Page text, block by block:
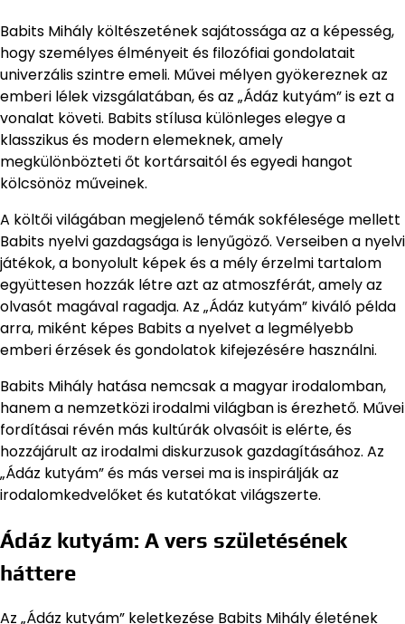
Babits Mihály költészetének sajátossága az a képesség,
hogy személyes élményeit és filozófiai gondolatait
univerzális szintre emeli. Művei mélyen gyökereznek az
emberi lélek vizsgálatában, és az „Ádáz kutyám” is ezt a
vonalat követi. Babits stílusa különleges elegye a
klasszikus és modern elemeknek, amely
megkülönbözteti őt kortársaitól és egyedi hangot
kölcsönöz műveinek.
A költői világában megjelenő témák sokfélesége mellett
Babits nyelvi gazdagsága is lenyűgöző. Verseiben a nyelvi
játékok, a bonyolult képek és a mély érzelmi tartalom
együttesen hozzák létre azt az atmoszférát, amely az
olvasót magával ragadja. Az „Ádáz kutyám” kiváló példa
arra, miként képes Babits a nyelvet a legmélyebb
emberi érzések és gondolatok kifejezésére használni.
Babits Mihály hatása nemcsak a magyar irodalomban,
hanem a nemzetközi irodalmi világban is érezhető. Művei
fordításai révén más kultúrák olvasóit is elérte, és
hozzájárult az irodalmi diskurzusok gazdagításához. Az
„Ádáz kutyám” és más versei ma is inspirálják az
irodalomkedvelőket és kutatókat világszerte.
Ádáz kutyám: A vers születésének
háttere
Az „Ádáz kutyám” keletkezése Babits Mihály életének